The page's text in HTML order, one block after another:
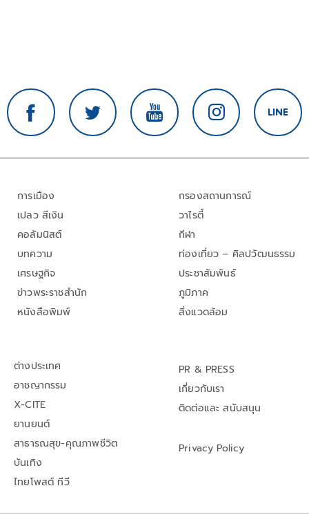
การเมือง
เปลว สีเงิน
คอลัมนิสต์
บทความ
เศรษฐกิจ
ข่าวพระราชสำนัก
หนังสือพิมพ์
กรองสถานการณ์
วาไรตี้
กีฬา
ท่องเที่ยว – ศิลปวัฒนธรรม
ประชาสัมพันธ์
ภูมิภาค
สิ่งแวดล้อม
ต่างประเทศ
อาชญากรรม
X-CITE
ยานยนต์
สาธารณสุข-คุณภาพชีวิต
บันเทิง
ไทยโพสต์ ทีวี
PR & PRESS
เกี่ยวกับเรา
ติดต่อและ สนับสนุน
Privacy Policy